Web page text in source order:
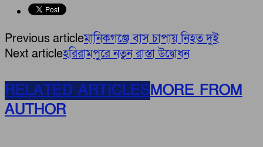
Previous articleমানিকগঞ্জে বাস চাপায় নিহত দুই
Next articleহরিরামপুরে নতুন রাস্তা উদ্বোধন
RELATED ARTICLESMORE FROM
AUTHOR